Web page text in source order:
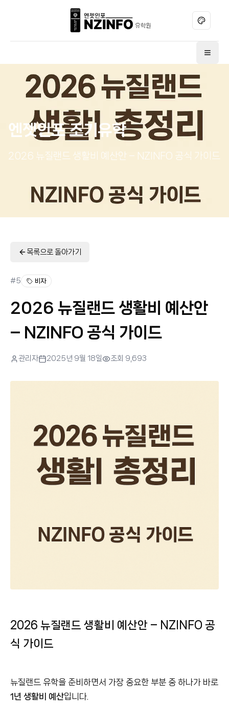
테마 변경
메뉴
엔젯인포 조기유학
2026 뉴질랜드 생활비 예산안 – NZINFO 공식 가이드
목록으로 돌아가기
#5 비자
2026 뉴질랜드 생활비 예산안
– NZINFO 공식 가이드
관리자 2025년 9월 18일 조회 9,693
2026 뉴질랜드 생활비 예산안 – NZINFO 공
식 가이드
뉴질랜드 유학을 준비하면서 가장 중요한 부분 중 하나가 바로
1년 생활비 예산입니다.